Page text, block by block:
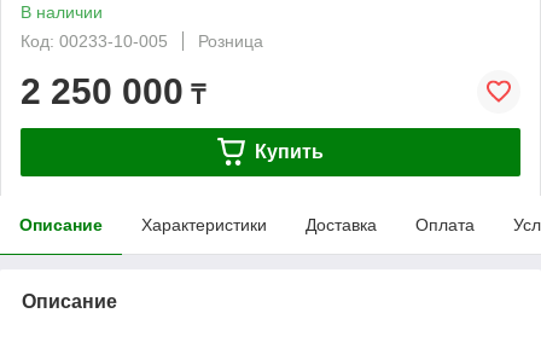
В наличии
Код: 00233-10-005
Розница
2 250 000 ₸
Купить
Описание Характеристики Доставка Оплата
Описание